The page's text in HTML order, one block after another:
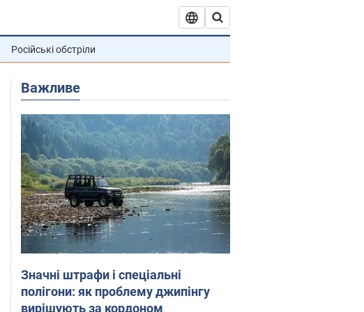
Російські обстріли
Важливе
Значні штрафи і спеціальні
полігони: як проблему джипінгу
вирішують за кордоном